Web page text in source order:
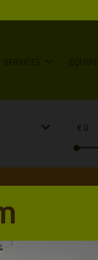
SERVICES EQUIPE